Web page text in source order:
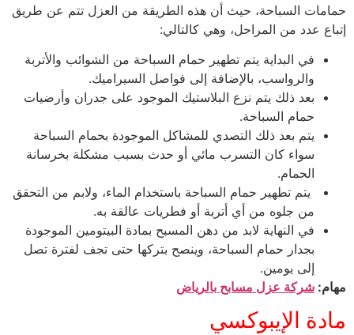
حمامات السباحة، حيث أن هذه الطريقة من العزل تتم عن طريق
إتباع عدد من المراحل، وهي كالتالي:
في البداية يتم تطهير حمام السباحة من الشوائب والأتربة
والرواسب، بالإضافة إلى فواصل السيراميك.
بعد ذلك يتم نزع البلاستيك الموجود على جدران وأرضيات
حمام السباحة.
يتم بعد ذلك التصدي للمشاكل الموجودة بحمام السباحة
سواء كان التسرب مائي أو حدث بسبب مشكلة بخرسانة
الحمام.
يتم تطهير حمام السباحة باستخدام الماء، ولابم من التحقق
من جلوه من أي أتربة أو فطريات عالقة به.
في النهاية لابد من دهن المسبح بمادة البيتومين الموجودة
بجدار حمام السباحة، وينصح بتركها حتى تجف لفترة تصل
إلى يومين.
مهام: شركة عزل مسابح بالرياض
مادة الإيبوكسي